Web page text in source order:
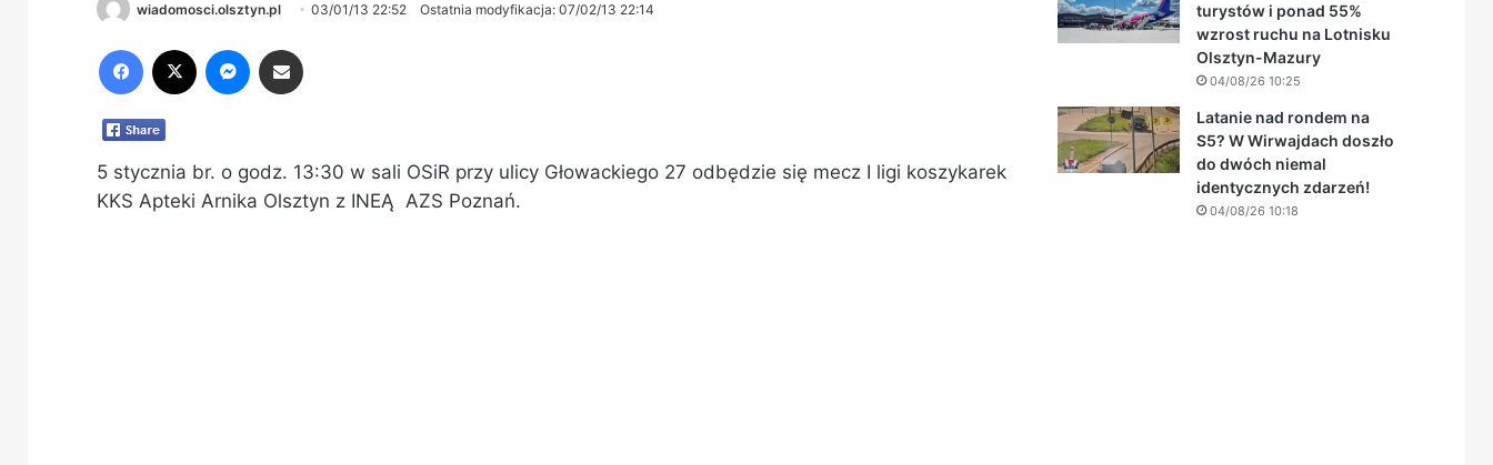
wiadomosci.olsztyn.pl 03/01/13 22:52 Ostatnia modyfikacja: 07/02/13 22:14
5 stycznia br. o godz. 13:30 w sali OSiR przy ulicy Głowackiego 27 odbędzie się mecz I ligi koszykarek
KKS Apteki Arnika Olsztyn z INEĄ AZS Poznań.
turystów i ponad 55%
wzrost ruchu na Lotnisku
Olsztyn-Mazury
04/08/26 10:25
Latanie nad rondem na
S5? W Wirwajdach doszło
do dwóch niemal
identycznych zdarzeń!
04/08/26 10:18